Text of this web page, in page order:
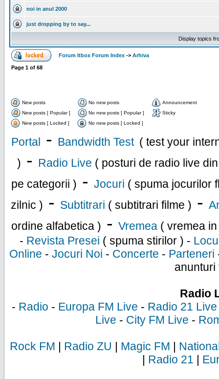
noi in anul 2000
just dropping by to say...
Display topics
Forum Itbox Forum Index -> Arhiva
Page 1 of 68
New posts No new posts
Announcement
New posts [ Popular ]
No new posts [ Popular ]
Sticky
New posts [ Locked ]
No new posts [ Locked ]
Portal - Bandwidth Test ( test your
) - Radio Live ( posturi de radio live
pe categorii ) - Jocuri ( spuma jocurilor
zilnic ) - Subtitrari ( subtitrari filme ) -
ordine alfabetica ) - Vremea ( vremea
- Revista Presei ( spuma stirilor ) -
Online - Jocuri Noi - Concerte - Parteneri
anunturi
Radio
- Radio - Europa FM Live - Radio 21 Live
Live - City FM Live -
Rock FM | Radio ZU | Magic FM |
| Radio 21 |